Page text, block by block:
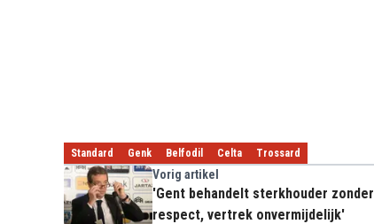
Standard Genk Belfodil Celta Trossard
Vorig artikel
'Gent behandelt sterkhouder zonder
respect, vertrek onvermijdelijk'